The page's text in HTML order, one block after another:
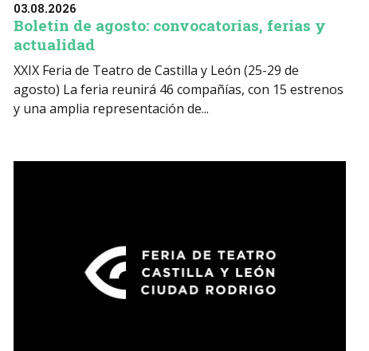
03.08.2026
Boletín de agosto: convocatorias, ferias y
actualidad
XXIX Feria de Teatro de Castilla y León (25-29 de
agosto) La feria reunirá 46 compañías, con 15 estrenos
y una amplia representación de...